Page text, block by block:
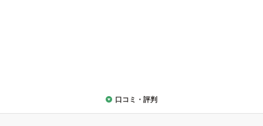
口コミ・評判